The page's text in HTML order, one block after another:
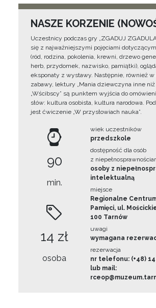
NASZE KORZENIE
Uczestnicy podczas gry „ZGADUJ
się z najważniejszymi pojęciami
(ród, rodzina, pokolenia, krewni, drzewo
herb, przydomek, nazwisko, pamiątki),
eksponaty z wystawy. Następnie, również w
zabawy, lektury „Mania dziewczyna inne
„Wścibscy” są punktem wyjścia do
słów: kultura osobista, kultura narodowa.
jest ćwiczenie „W przysłowiach nauka”.
90
min.
14 zł
osoba
wiek uczestników
przedszkole
dostępność dla osób
z
osoby z
intelektualną
miejsce
Regionalne
Pamięci, ul.
100 Tarnów
uwagi
wymagana
rezerwacja
nr telefonu: (+48) 14
lub mail: